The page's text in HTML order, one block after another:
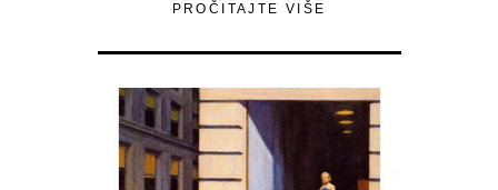
PROČITAJTE VIŠE